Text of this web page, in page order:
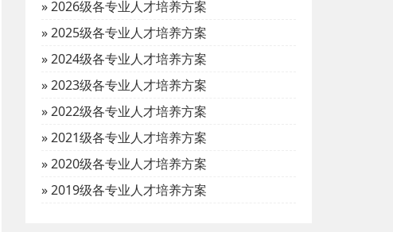
» 2026级各专业人才培养方案
» 2025级各专业人才培养方案
» 2024级各专业人才培养方案
» 2023级各专业人才培养方案
» 2022级各专业人才培养方案
» 2021级各专业人才培养方案
» 2020级各专业人才培养方案
» 2019级各专业人才培养方案